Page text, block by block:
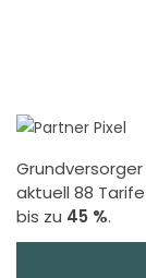
Grundversorger
aktuell 88
bis zu 45 %.